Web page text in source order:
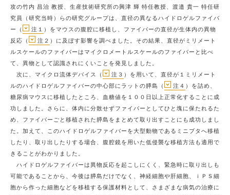
攻の竹内 昌治 教授、生産技術研究所の興津 輝 特任教授、渡邉 貴一 特任研
究員（研究当時）らの研究グループは、直径の異なるハイドロゲルファイバ
ー（
注１ ）をマウスの腹腔に移植し、ファイバーの直径が生体内の異物
反応（
注２ ）に及ぼす影響を調べました。その結果、直径がミリメート
ルスケールのファイバーはマイクロメートルスケールのファイバーと比べ
て、異物として認識されにくいことを発見しました。
次に、マイクロ流体デバイス（
注３ ）を用いて、直径が１ミリメート
ルのハイドロゲルファイバーの中心部にラットの膵島（
注４ ）を詰め、
糖尿病マウスに移植したところ、血糖値を１００日以上正常化することに成
功しました。さらに、体内に分散せずファイバーとしてひと塊に保たれるた
め、ファイバーごと移植された膵島をまとめて取り出すことにも成功しまし
た。加えて、このハイドロゲルファイバーを大型動物であるミニブタへ移植
したり、取り出したりする場合、腹腔鏡を用いた低侵襲な移植方法も適用で
きることがわかりました。
ハイドロゲルファイバーは異物反応を起こしにくく、緊急時に取り出しも
可能であることから、今後は膵島だけでなく、神経細胞や肝細胞、ｉＰＳ細
胞から作った細胞などを移植する保護材料として、さまざまな病気の治療に